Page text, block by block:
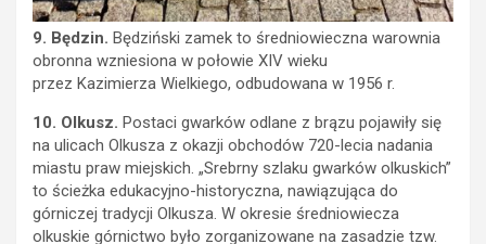
9. Będzin. Będziński zamek to średniowieczna warownia
obronna wzniesiona w połowie XIV wieku
przez Kazimierza Wielkiego, odbudowana w 1956 r.
10. Olkusz. Postaci gwarków odlane z brązu pojawiły się
na ulicach Olkusza z okazji obchodów 720-lecia nadania
miastu praw miejskich. „Srebrny szlaku gwarków olkuskich”
to ścieżka edukacyjno-historyczna, nawiązująca do
górniczej tradycji Olkusza. W okresie średniowiecza
olkuskie górnictwo było zorganizowane na zasadzie tzw.